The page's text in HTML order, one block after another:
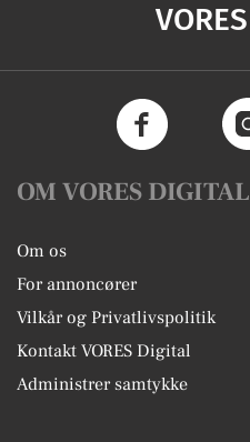
VORES
OM VORES DIGITAL
Om os
For annoncører
Vilkår og Privatlivspolitik
Kontakt VORES Digital
Administrer samtykke